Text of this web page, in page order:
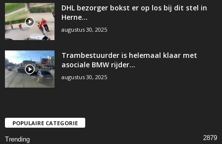
DHL bezorger bokst er op los bij dit stel in
Herne…
augustus 30, 2025
Trambestuurder is helemaal klaar met
asociale BMW rijder…
augustus 30, 2025
POPULAIRE CATEGORIE
Trending 2879